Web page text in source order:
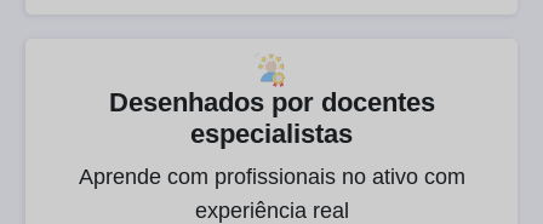
Desenhados por docentes
especialistas
Aprende com profissionais no ativo com
experiência real